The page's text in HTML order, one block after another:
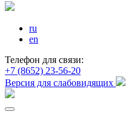
ru
en
Телефон для связи:
+7 (8652) 23-56-20
Версия для слабовидящих